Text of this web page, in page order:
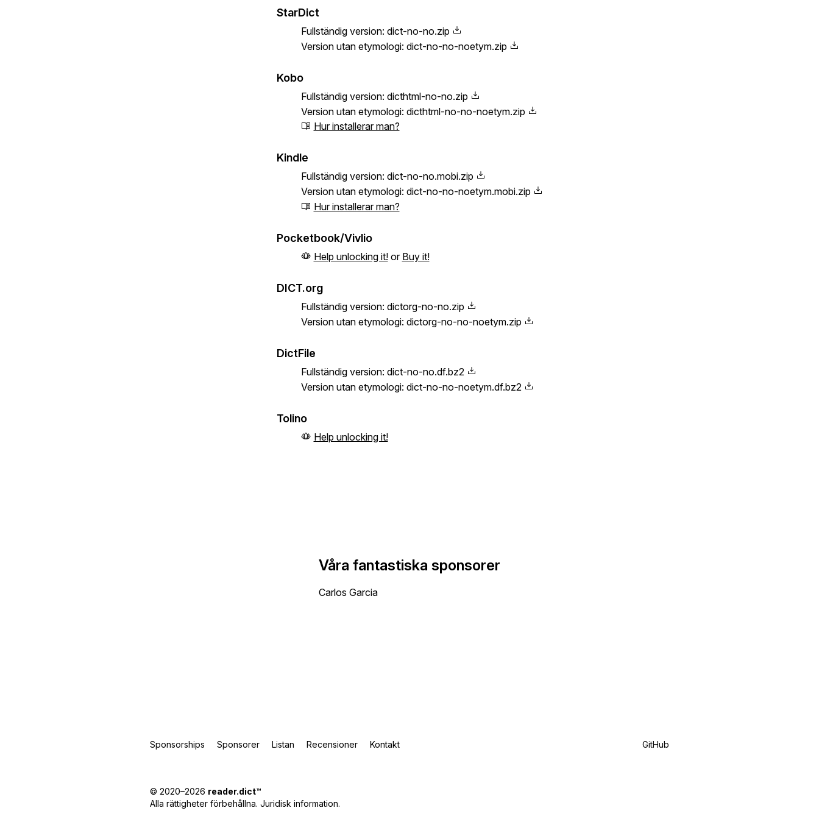
StarDict
Fullständig version: dict-no-no.zip
Version utan etymologi: dict-no-no-noetym.zip
Kobo
Fullständig version: dicthtml-no-no.zip
Version utan etymologi: dicthtml-no-no-noetym.zip
Hur installerar man?
Kindle
Fullständig version: dict-no-no.mobi.zip
Version utan etymologi: dict-no-no-noetym.mobi.zip
Hur installerar man?
Pocketbook/Vivlio
Help unlocking it!or Buy it!
DICT.org
Fullständig version: dictorg-no-no.zip
Version utan etymologi: dictorg-no-no-noetym.zip
DictFile
Fullständig version: dict-no-no.df.bz2
Version utan etymologi: dict-no-no-noetym.df.bz2
Tolino
Help unlocking it!
Våra fantastiska sponsorer
Carlos Garcia
Sponsorships Sponsorer Listan Recensioner Kontakt GitHub
© 2020–2026 reader.dict™
Alla rättigheter förbehållna. Juridisk information.